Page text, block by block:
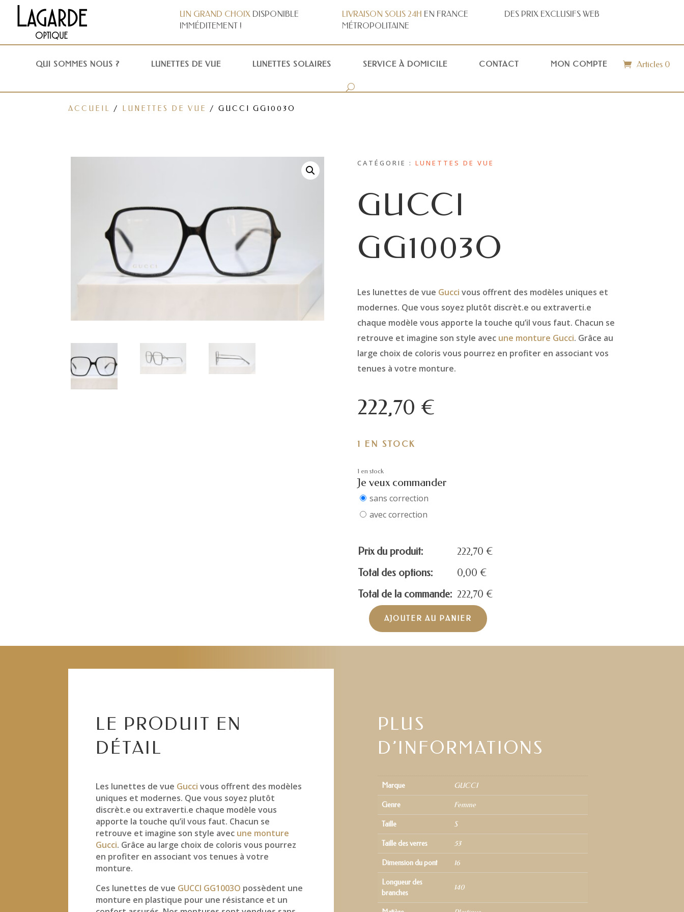
UN GRAND CHOIXDISPONIBLE
IMMÉDITEMENT !
LIVRAISON SOUS 24H EN FRANCE
MÉTROPOLITAINE
DES PRIX EXCLUSIFS WEB
QUI SOMMES NOUS ? LUNETTES DE VUE LUNETTES SOLAIRES SERVICE À DOMICILE CONTACT MON COMPTE Articles 0
ACCUEIL / LUNETTES DE VUE / GUCCI GG1003O
CATÉGORIE : LUNETTES DE VUE
GUCCI
GG1003O
Les lunettes de vue Gucci vous offrent des modèles uniques et
modernes. Que vous soyez plutôt discrèt.e ou extraverti.e
chaque modèle vous apporte la touche qu’il vous faut. Chacun se
retrouve et imagine son style avec une monture Gucci. Grâce au
large choix de coloris vous pourrez en profiter en associant vos
tenues à votre monture.
222,70 €
1 EN STOCK
1 en stock
Je veux commander
sans correction
avec correction
Prix du produit: 222,70 €
Total des options:
0,00 €
Total de la commande: 222,70 €
quantité
GUCCI
AJOUTER AU PANIER
LE PRODUIT EN
DÉTAIL
Les lunettes de vue Gucci vous offrent des modèles
uniques et modernes. Que vous soyez plutôt
discrèt.e ou extraverti.e chaque modèle vous
apporte la touche qu’il vous faut. Chacun se
retrouve et imagine son style avec une monture
Gucci. Grâce au large choix de coloris vous pourrez
en profiter en associant vos tenues à votre
monture.
Ces lunettes de vue GUCCI GG1003O possèdent une
monture en plastique pour une résistance et un
PLUS
D’INFORMATIONS
Marque GUCCI
Genre Femme
Taille S
Taille des verres 53
Dimension du pont 16
Longueur des
branches
140